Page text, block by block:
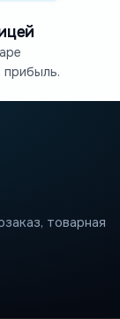
прибыль.
товарная